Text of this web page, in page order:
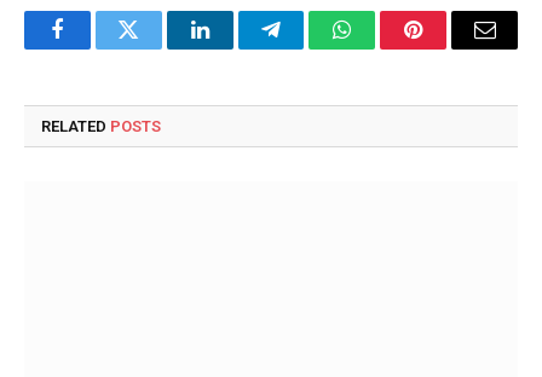
FacebookTwitter LinkedInTelegramWhatsAppPinterestEmail
RELATED POSTS